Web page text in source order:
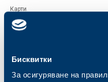
Бисквитки
За осигуряване на
Карти
Сметки и плащания
Кредити
Частно банкиране
Актуализация на клиентски